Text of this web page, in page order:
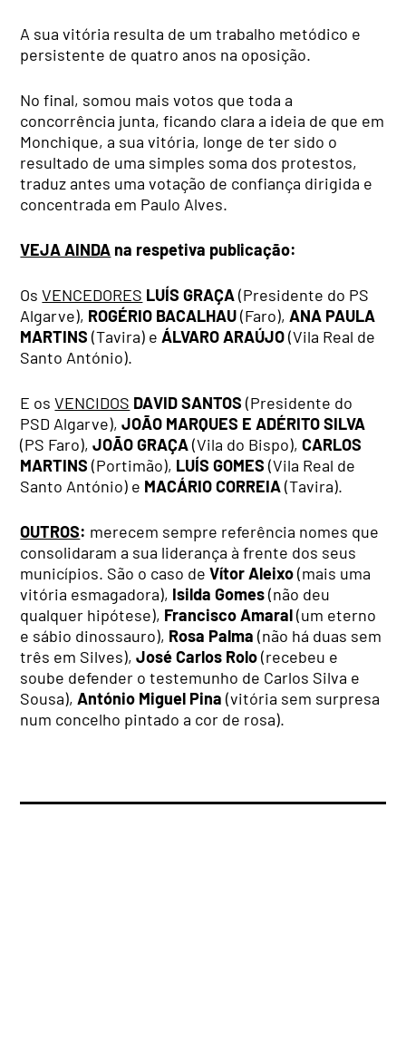
A sua vitória resulta de um trabalho metódico e
persistente de quatro anos na oposição.
No final, somou mais votos que toda a
concorrência junta, ficando clara a ideia de que em
Monchique, a sua vitória, longe de ter sido o
resultado de uma simples soma dos protestos,
traduz antes uma votação de confiança dirigida e
concentrada em Paulo Alves.
VEJA AINDA na respetiva publicação:
OsVENCEDORES LUÍS GRAÇA(Presidente do PS
Algarve), ROGÉRIO BACALHAU(Faro), ANA PAULA
MARTINS (Tavira) eÁLVARO ARAÚJO(Vila Real de
Santo António).
E osVENCIDOS DAVID SANTOS (Presidente do
PSD Algarve),JOÃO MARQUES E ADÉRITO SILVA
(PS Faro),JOÃO GRAÇA(Vila do Bispo),CARLOS
MARTINS (Portimão), LUÍS GOMES (Vila Real de
Santo António) e MACÁRIO CORREIA(Tavira).
OUTROS: merecem sempre referência nomes que
consolidaram a sua liderança à frente dos seus
municípios. São o caso deVítor Aleixo(mais uma
vitória esmagadora), Isilda Gomes(não deu
qualquer hipótese), Francisco Amaral(um eterno
e sábio dinossauro), Rosa Palma (não há duas sem
três em Silves),José Carlos Rolo(recebeu e
soube defender o testemunho de Carlos Silva e
Sousa),António Miguel Pina (vitória sem surpresa
num concelho pintado a cor de rosa).